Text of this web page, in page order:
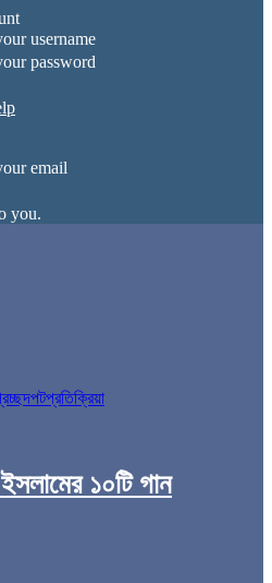
username
password
email
you.
প্রতিক্রিয়া
১০টি গান